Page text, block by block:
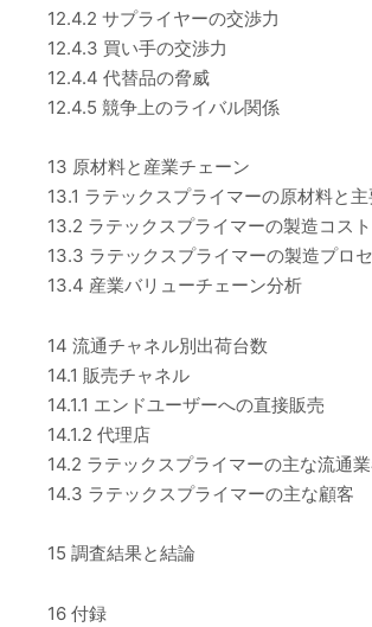
12.4.2 サプライヤーの交渉力
12.4.3 買い手の交渉力
12.4.4 代替品の脅威
12.4.5 競争上のライバル関係
13 原材料と産業チェーン
13.1 ラテックスプライマーの原材料と
13.2 ラテックスプライマーの製造コス
13.3 ラテックスプライマーの製造プロ
13.4 産業バリューチェーン分析
14 流通チャネル別出荷台数
14.1 販売チャネル
14.1.1 エンドユーザーへの直接販売
14.1.2 代理店
14.2 ラテックスプライマーの主な流通
14.3 ラテックスプライマーの主な顧客
15 調査結果と結論
16 付録